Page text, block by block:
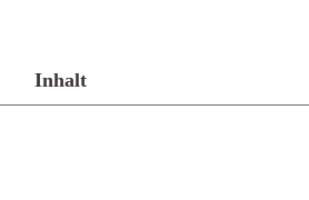
Inhalt